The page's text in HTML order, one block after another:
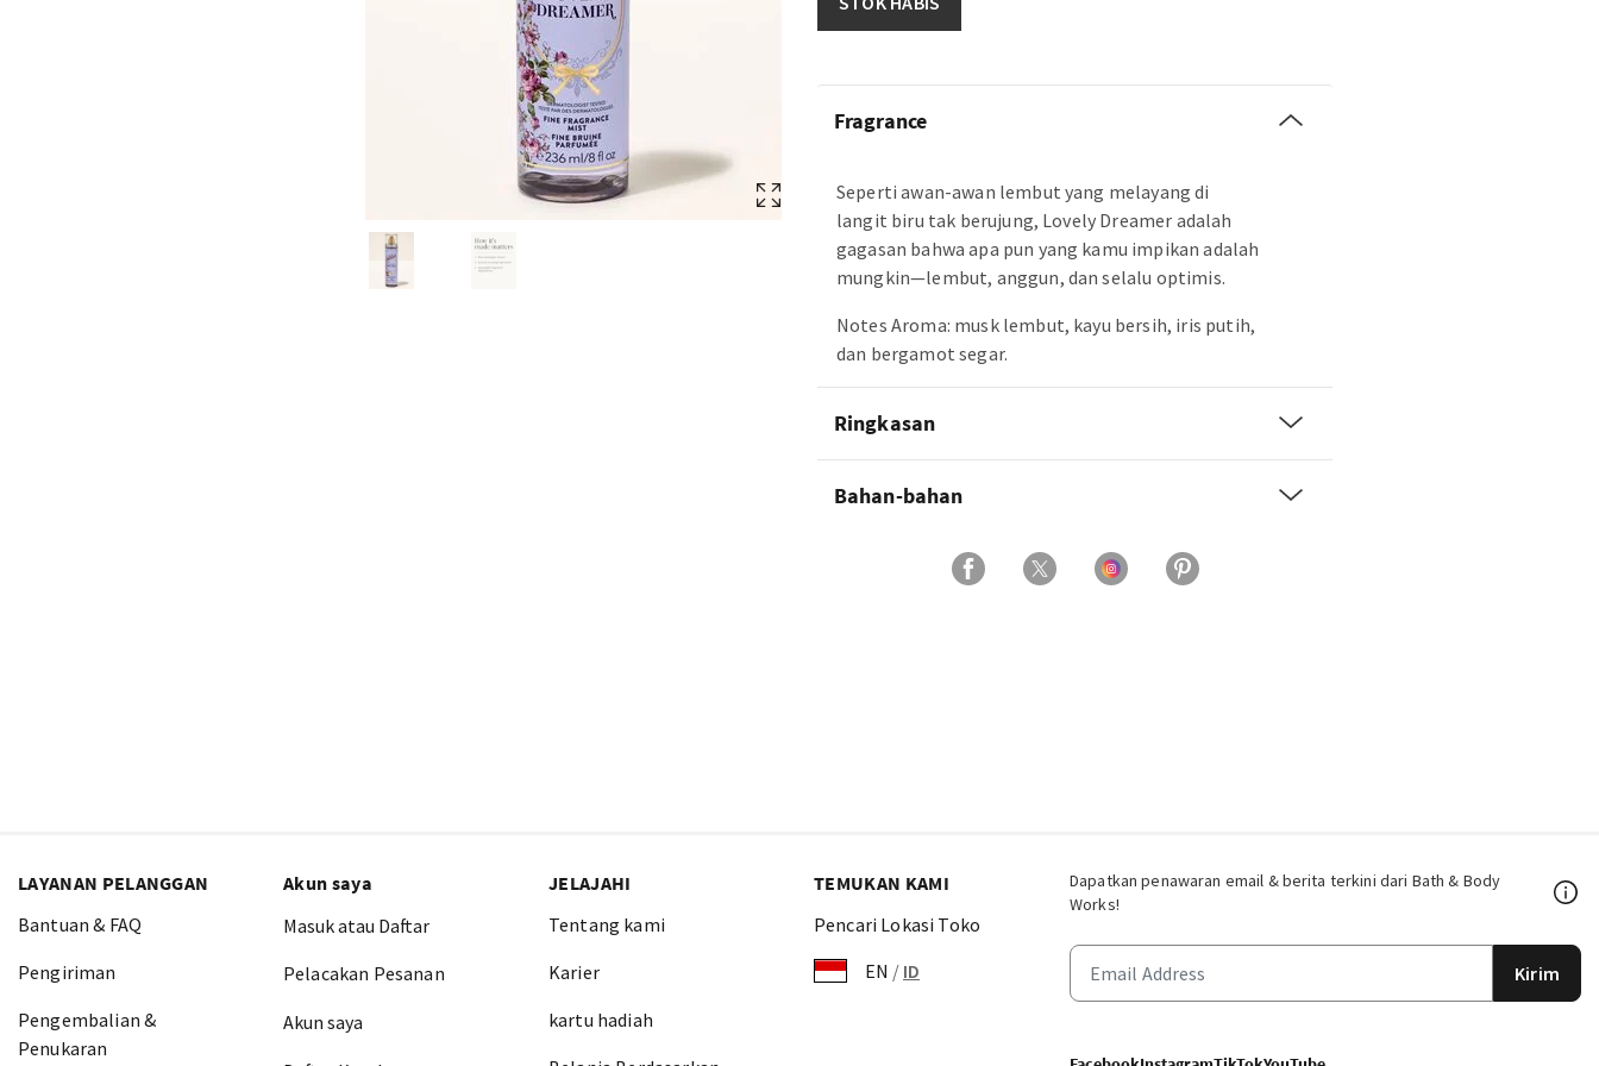
Fragrance
Seperti awan-awan lembut yang melayang di
langit biru tak berujung, Lovely Dreamer adalah
gagasan bahwa apa pun yang kamu impikan adalah
mungkin—lembut, anggun, dan selalu optimis.
Notes Aroma: musk lembut, kayu bersih, iris putih,
dan bergamot segar.
Ringkasan
Bahan-bahan
Dapatkan penawaran email & berita terkini dari Bath & Body
Works!
Kirim
LAYANAN PELANGGAN
Bantuan & FAQ
Pengiriman
Pengembalian &
Penukaran
Akun saya
Masuk atau Daftar
Pelacakan Pesanan
Akun saya
JELAJAHI
Tentang kami
Karier
kartu hadiah
TEMUKAN KAMI
Pencari Lokasi Toko
EN / ID